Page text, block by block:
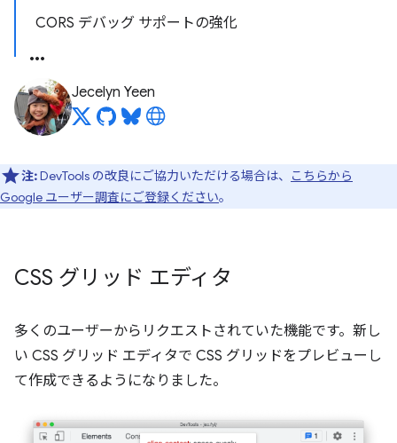
CORS デバッグ サポートの強化
Jecelyn Yeen
注:DevTools の改良にご協力いただける場合は、
こちらから
Google ユーザー調査にご登録ください。
CSS グリッド エディタ
多くのユーザーからリクエストされていた機能です。新し
い CSS グリッド エディタで CSS グリッドをプレビューし
て作成できるようになりました。